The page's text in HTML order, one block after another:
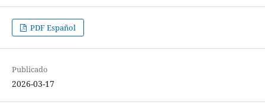
PDF Español
Publicado
2026-03-17